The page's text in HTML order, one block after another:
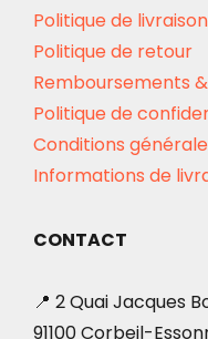
Politique de livraison
Politique de retour
Remboursements
Politique de
Conditions
Informations de
CONTACT
📍 2 Quai Jacques
91100 Corbeil-